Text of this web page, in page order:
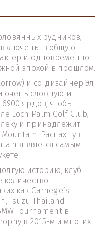
рудников,
в общую
и одновременно
эпохой в прошлом.
и со-дизайнер Эл
очень сложную и
ярдов, чтобы
Loch Palm Golf Club,
и принадлежит
Распахнув
является самым
историю, клуб
количество
как Carnegie`s
Isuzu Thailand
Tournament в
в 2015-м и многих